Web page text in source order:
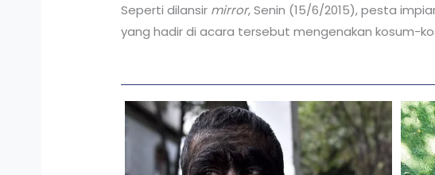
Seperti dilansir mirror, Senin (15/6/2015), pesta
yang hadir di acara tersebut mengenakan kosum-